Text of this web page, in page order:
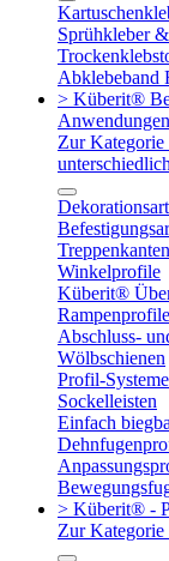
Sprühkleber
Abklebeband
> Küberit®
Anwendungen
Zur
Winkelprofile
Küberit®
Rampenprofile
Abschluss-
Wölbschienen
Profil-
Sockelleisten
Einfach
> Küberit® -
Zur